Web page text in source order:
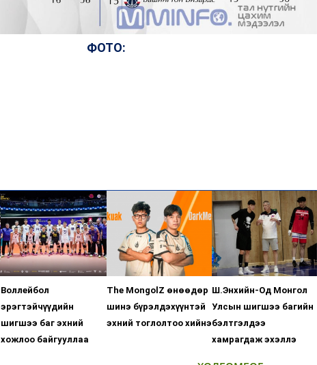
ФОТО:
Воллейбол
эрэгтэйчүүдийн
шигшээ баг эхний
хожлоо байгууллаа
The MongolZ өнөөдөр
шинэ бүрэлдэхүүнтэй
эхний тоглолтоо хийнэ
Ш.Энхийн-Од Монгол
Улсын шигшээ багийн
бэлтгэлдээ
хамрагдаж эхэллэ